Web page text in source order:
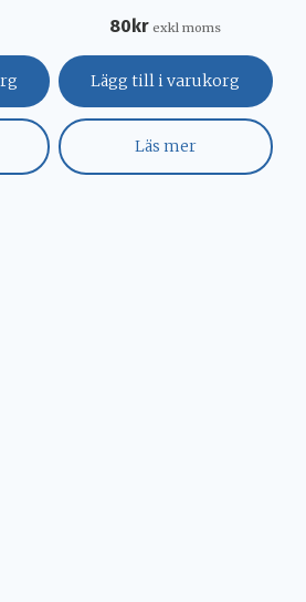
80kr exkl moms
Lägg till i varukorg
Läs mer